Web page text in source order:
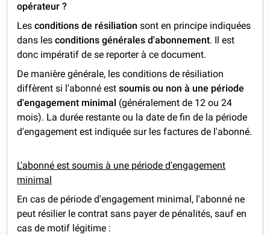
opérateur ?
Les conditions de résiliation sont en principe indiquées
dans lesconditions générales d'abonnement. Il est
donc impératif de se reporter à ce document.
De manière générale, les conditions de résiliation
diffèrent si l'abonné estsoumis ou non à une période
d'engagement minimal (généralement de 12 ou 24
mois). La durée restante ou la date de fin de la période
d'engagement est indiquée sur les factures de l'abonné.
L'abonné est soumis à une période d'engagement
minimal
En cas de période d'engagement minimal, l'abonné ne
peut résilier le contrat sans payer de pénalités, sauf en
cas de motif légitime :